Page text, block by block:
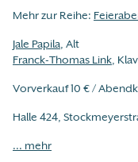
Mehr zur Reihe:
Jale Papila, Alt
Franck-Thomas Link,
Vorverkauf 10 € /
Halle 424,
... mehr